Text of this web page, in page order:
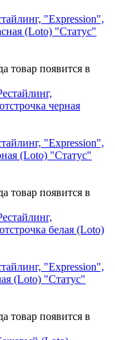
"Expression",
(Loto) "Статус"
товар появится в
"Expression",
(Loto) "Статус"
товар появится в
"Expression",
(Loto) "Статус"
товар появится в